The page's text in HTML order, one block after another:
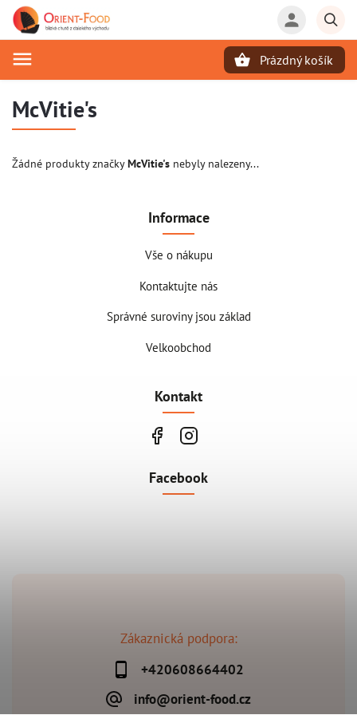
Prázdný košík
McVitie's
Žádné produkty značkyMcVitie's nebyly nalezeny...
Zákaznická podpora:
+420608664402
info@orient-food.cz
Informace
Vše o nákupu
Kontaktujte nás
Správné suroviny jsou základ
Velkoobchod
Kontakt
Facebook